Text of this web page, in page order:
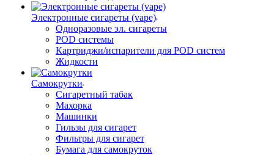
Электронные сигареты (vape)
Одноразовые эл. сигареты
POD системы
Картриджи/испарители для POD систем
Жидкости
Самокрутки
Сигаретный табак
Махорка
Машинки
Гильзы для сигарет
Фильтры для сигарет
Бумага для самокруток